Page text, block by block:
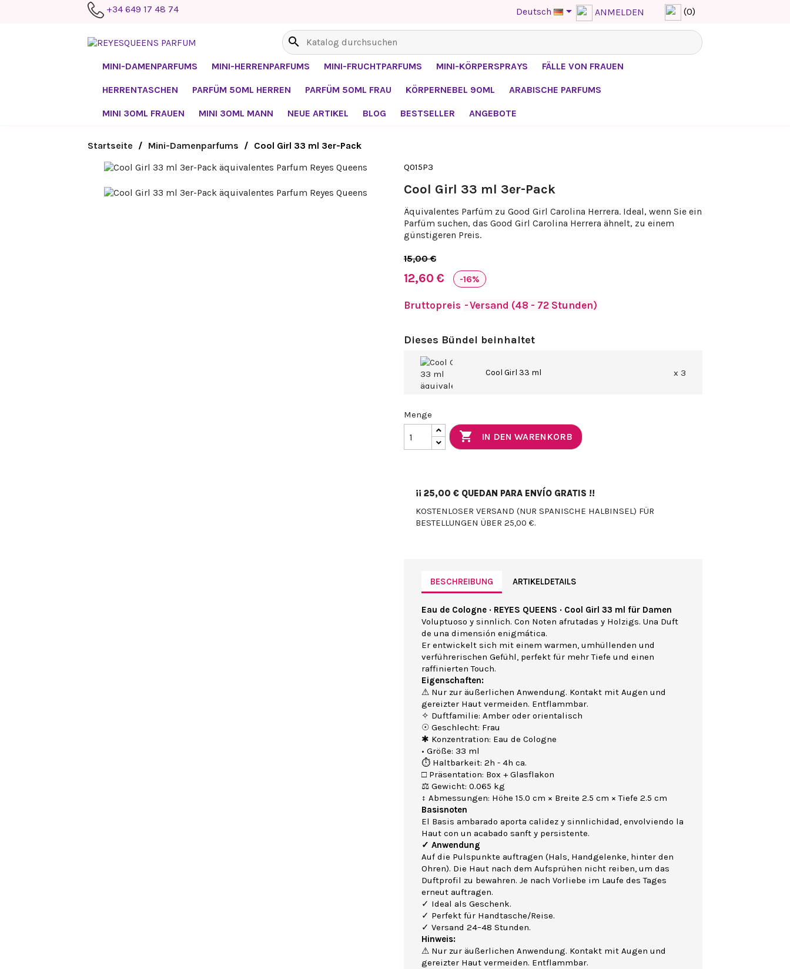
+34 649 17 48 74 Deutsch  ANMELDEN (0)
search
MINI-DAMENPARFUMS MINI-HERRENPARFUMS MINI-FRUCHTPARFUMS MINI-KÖRPERSPRAYS FÄLLE VON FRAUEN
HERRENTASCHEN PARFÜM 50ML HERREN PARFÜM 50ML FRAU KÖRPERNEBEL 90ML ARABISCHE PARFUMS
MINI 30ML FRAUEN MINI 30ML MANN NEUE ARTIKEL BLOG BESTSELLER ANGEBOTE
Startseite Mini-Damenparfums Cool Girl 33 ml 3er-Pack
Q015P3
Cool Girl 33 ml 3er-Pack
Äquivalentes Parfüm zu Good Girl Carolina Herrera. Ideal, wenn Sie ein
Parfüm suchen, das Good Girl Carolina Herrera ähnelt, zu einem
günstigeren Preis.
15,00 €
12,60 € -16%
Bruttopreis Versand (48 - 72 Stunden)
Dieses Bündel beinhaltet
Cool Girl 33 ml x 3
Menge
 IN DEN WARENKORB
¡¡ 25,00 € QUEDAN PARA ENVÍO GRATIS !!
KOSTENLOSER VERSAND (NUR SPANISCHE HALBINSEL) FÜR
BESTELLUNGEN ÜBER 25,00 €.
BESCHREIBUNG ARTIKELDETAILS
Eau de Cologne · REYES QUEENS · Cool Girl 33 ml für Damen
Voluptuoso y sinnlich. Con Noten afrutadas y Holzigs. Una Duft
de una dimensión enigmática.
Er entwickelt sich mit einem warmen, umhüllenden und
verführerischen Gefühl, perfekt für mehr Tiefe und einen
raffinierten Touch.
Eigenschaften:
⚠ Nur zur äußerlichen Anwendung. Kontakt mit Augen und
gereizter Haut vermeiden. Entflammbar.
✧ Duftfamilie: Amber oder orientalisch
☉ Geschlecht: Frau
✱ Konzentration: Eau de Cologne
• Größe: 33 ml
⏱ Haltbarkeit: 2h - 4h ca.
□ Präsentation: Box + Glasflakon
⚖ Gewicht: 0.065 kg
↕ Abmessungen: Höhe 15.0 cm × Breite 2.5 cm × Tiefe 2.5 cm
Basisnoten
El Basis ambarado aporta calidez y sinnlichidad, envolviendo la
Haut con un acabado sanft y persistente.
✓ Anwendung
Auf die Pulspunkte auftragen (Hals, Handgelenke, hinter den
Ohren). Die Haut nach dem Aufsprühen nicht reiben, um das
Duftprofil zu bewahren. Je nach Vorliebe im Laufe des Tages
erneut auftragen.
✓ Ideal als Geschenk.
✓ Perfekt für Handtasche/Reise.
✓ Versand 24–48 Stunden.
Hinweis:
⚠ Nur zur äußerlichen Anwendung. Kontakt mit Augen und
gereizter Haut vermeiden. Entflammbar.